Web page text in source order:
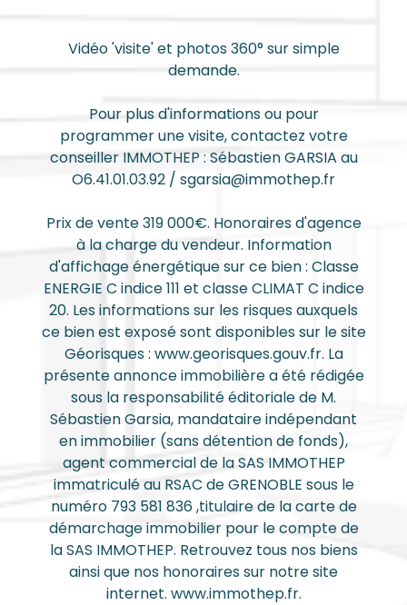
Vidéo 'visite' et photos 360° sur simple
demande.
Pour plus d'informations ou pour
programmer une visite, contactez votre
conseiller IMMOTHEP : Sébastien GARSIA au
O6.41.01.03.92 / sgarsia@immothep.fr
Prix de vente 319 000€. Honoraires d'agence
à la charge du vendeur. Information
d'affichage énergétique sur ce bien : Classe
ENERGIE C indice 111 et classe CLIMAT C indice
20. Les informations sur les risques auxquels
ce bien est exposé sont disponibles sur le site
Géorisques : www.georisques.gouv.fr. La
présente annonce immobilière a été rédigée
sous la responsabilité éditoriale de M.
Sébastien Garsia, mandataire indépendant
en immobilier (sans détention de fonds),
agent commercial de la SAS IMMOTHEP
immatriculé au RSAC de GRENOBLE sous le
numéro 793 581 836 ,titulaire de la carte de
démarchage immobilier pour le compte de
la SAS IMMOTHEP. Retrouvez tous nos biens
ainsi que nos honoraires sur notre site
internet. www.immothep.fr.